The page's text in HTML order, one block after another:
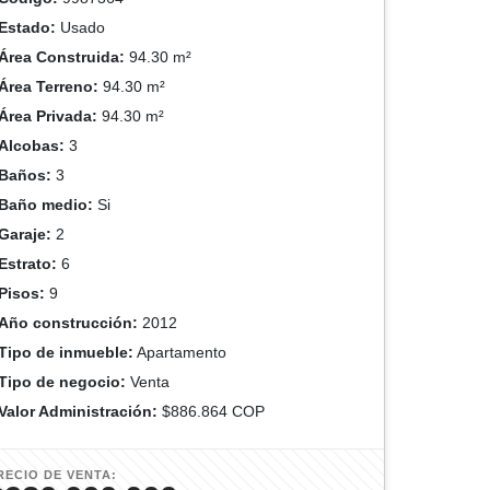
Usado
Construida: 94.30 m²
Terreno: 94.30 m²
Privada: 94.30 m²
3
3
medio: Si
2
6
9
construcción: 2012
de inmueble: Apartamento
de negocio: Venta
Administración: $886.864 COP
DE VENTA: